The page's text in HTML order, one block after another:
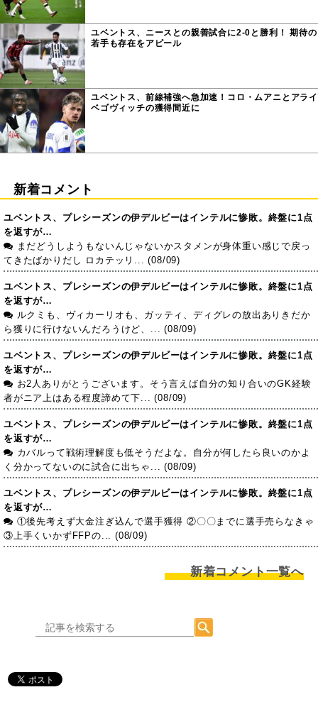
ユベントス、ニースとの親善試合に2-0と勝利！ 期待の
若手も存在をアピール
ユベントス、前線補強へ急加速！コロ・ムアニとアライ
ベゴヴィッチの獲得間近に
新着コメント
ユベントス、プレシーズンの伊デルビーはインテルに惨敗。終盤に1点
を返すが…
まだどうしようもないんじゃないかスタメンが身体重い感じで戻っ
てきたばかりだし ロカテッリ... (08/09)
ユベントス、プレシーズンの伊デルビーはインテルに惨敗。終盤に1点
を返すが…
ルクミも、ヴィカーリオも、ガッティ、ディグレの放出ありきだか
ら獲りに行けないんだろうけど、... (08/09)
ユベントス、プレシーズンの伊デルビーはインテルに惨敗。終盤に1点
を返すが…
お2人ありがとうございます。そう言えば自分の知り合いのGK経験
者がニア上はある程度諦めて下... (08/09)
ユベントス、プレシーズンの伊デルビーはインテルに惨敗。終盤に1点
を返すが…
カバルって戦術理解度も低そうだよな。自分が何したら良いのかよ
く分かってないのに試合に出ちゃ... (08/09)
ユベントス、プレシーズンの伊デルビーはインテルに惨敗。終盤に1点
を返すが…
①後先考えず大金注ぎ込んで選手獲得 ②〇〇までに選手売らなきゃ
③上手くいかずFFPの... (08/09)
新着コメント一覧へ